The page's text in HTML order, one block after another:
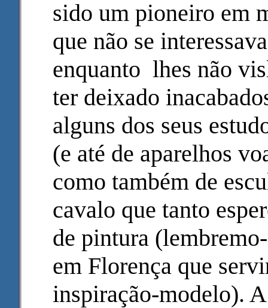
sido um pioneiro em
que não se
enquanto lhes não
ter deixado
alguns dos seus
(e até de aparelhos
como também de
cavalo que tanto
de pintura
em Florença que
inspiração-modelo).